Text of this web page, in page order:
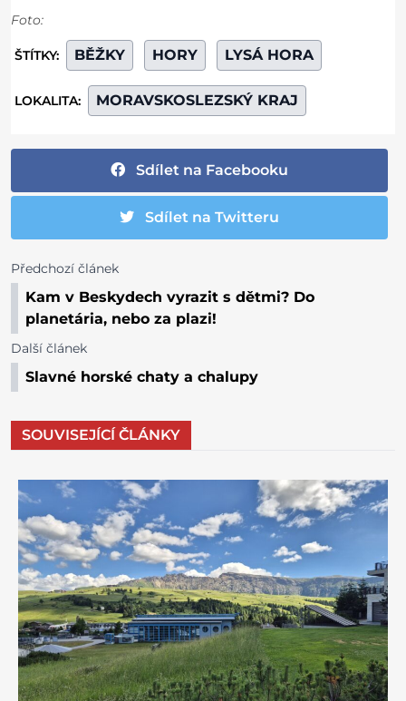
Foto:
ŠTÍTKY: BĚŽKY HORY LYSÁ HORA
LOKALITA: MORAVSKOSLEZSKÝ KRAJ
Sdílet na Facebooku
Sdílet na Twitteru
Předchozí článek
Kam v Beskydech vyrazit s dětmi? Do
planetária, nebo za plazi!
Další článek
Slavné horské chaty a chalupy
SOUVISEJÍCÍ ČLÁNKY